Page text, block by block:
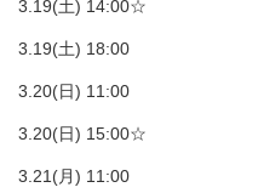
3.19(土) 14:00☆
3.19(土) 18:00
3.20(日) 11:00
3.20(日) 15:00☆
3.21(月) 11:00